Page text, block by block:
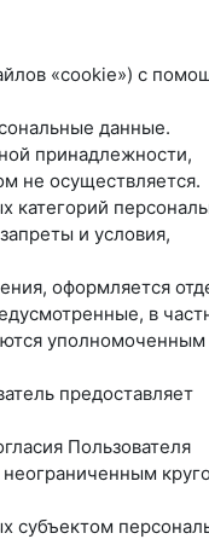
«cookie») с
данные.
принадлежности,
не осуществляется.
категорий
и условия,
оформляется
в
уполномоченным
предоставляет
Пользователя
неограниченным
субъектом